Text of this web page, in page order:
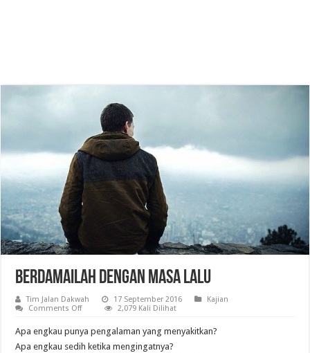
Berdamailah dengan Masa Lalu
Tim Jalan Dakwah 17 September 2016
Kajian
Comments Offon
Masa
Lalu
2,079 Kali Dilihat
Apa engkau punya pengalaman yang menyakitkan?
Apa engkau sedih ketika mengingatnya?